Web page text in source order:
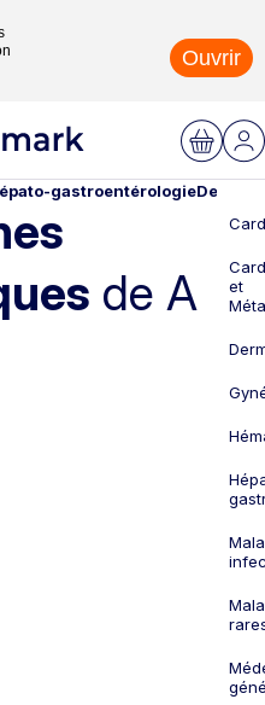
Ouvrir
gastroentérologie
de A
et